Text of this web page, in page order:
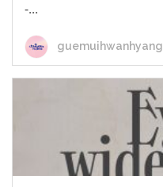
-...
guemuihwanhyang